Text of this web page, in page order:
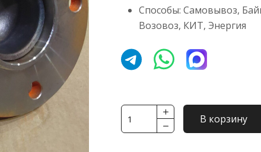
Способы: Самовывоз,
Возовоз, КИТ, Энергия
Количество
товара
В корзину